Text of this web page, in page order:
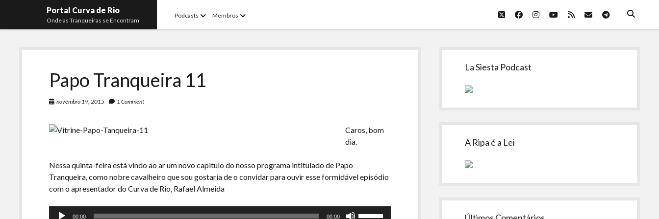
Portal Curva de Rio
Onde as Tranqueiras se Encontram
Podcasts openMembros open
twitterfacebookinstagram
youtube
rss emailtelegram
Papo Tranqueira 11
novembro 19, 2015 1 Comment
Caros, bom
dia.
Nessa quinta-feira está vindo ao ar um novo capitulo do nosso programa intitulado de Papo
Tranqueira, como nobre cavalheiro que sou gostaria de o convidar para ouvir esse formidável episódio
com o apresentador do Curva de Rio, Rafael Almeida
Tocador
00:00 00:00
Sidebar
La Siesta Podcast
A Ripa é a Lei